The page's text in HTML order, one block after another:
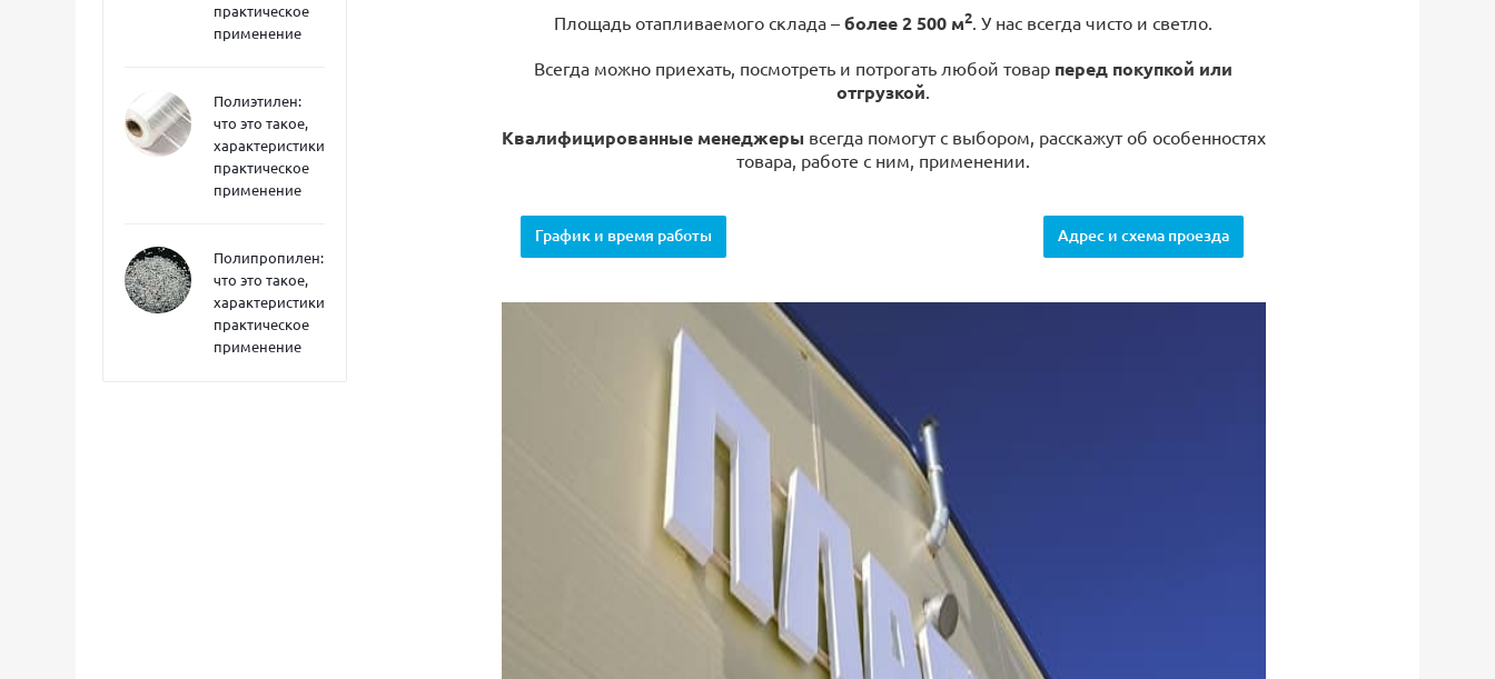
практическое
применение
Полиэтилен:
что это такое,
характеристики,
практическое
применение
Полипропилен:
что это такое,
характеристики,
практическое
применение
Площадь отапливаемого склада – более 2 500 м2. У нас всегда чисто и светло.
Всегда можно приехать, посмотреть и потрогать любой товар перед покупкой или
отгрузкой.
Квалифицированные менеджеры всегда помогут с выбором, расскажут об особенностях
товара, работе с ним, применении.
График и время работы Адрес и схема проезда